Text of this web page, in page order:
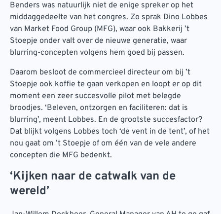
Benders was natuurlijk niet de enige spreker op het
middaggedeelte van het congres. Zo sprak Dino Lobbes
van Market Food Group (MFG), waar ook Bakkerij ’t
Stoepje onder valt over de nieuwe generatie, waar
blurring-concepten volgens hem goed bij passen.
Daarom besloot de commercieel directeur om bij ’t
Stoepje ook koffie te gaan verkopen en loopt er op dit
moment een zeer succesvolle pilot met belegde
broodjes. ‘Beleven, ontzorgen en faciliteren: dat is
blurring’, meent Lobbes. En de grootste succesfactor?
Dat blijkt volgens Lobbes toch ‘de vent in de tent’, of het
nou gaat om ’t Stoepje of om één van de vele andere
concepten die MFG bedenkt.
‘Kijken naar de catwalk van de
wereld’